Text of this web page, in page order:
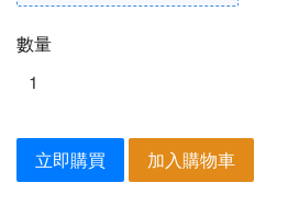
數量
立即購買 加入購物車